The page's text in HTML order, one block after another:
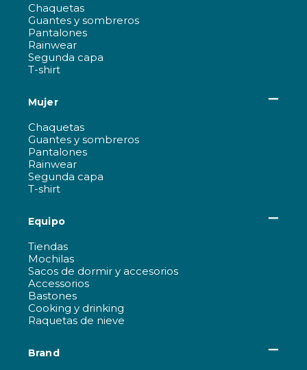
Chaquetas
Guantes y sombreros
Pantalones
Rainwear
Segunda capa
T-shirt
Mujer
Chaquetas
Guantes y sombreros
Pantalones
Rainwear
Segunda capa
T-shirt
Equipo
Tiendas
Mochilas
Sacos de dormir y accesorios
Accessorios
Bastones
Cooking y drinking
Raquetas de nieve
Brand